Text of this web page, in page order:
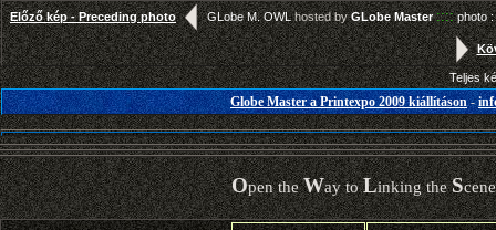
Előző kép - Preceding photo GLobe M. OWL hosted byGLobe Master :::: photo
Teljes
Globe Master a Printexpo 2009 kiállításon-